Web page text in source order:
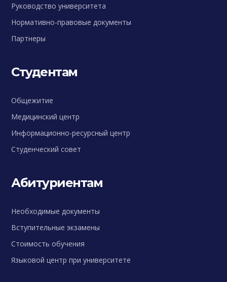
Руководство университета
Нормативно-правовые документы
Партнеры
Студентам
Общежитие
Медицинский центр
Информационно-ресурсный центр
Студенческий совет
Абитуриентам
Необходимые документы
Вступительные экзамены
Стоимость обучения
Языковой центр при университете